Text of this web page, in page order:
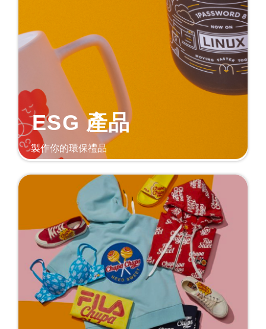
ESG 產品
製作你的環保禮品